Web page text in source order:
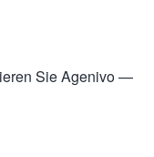
Sie Agenivo —